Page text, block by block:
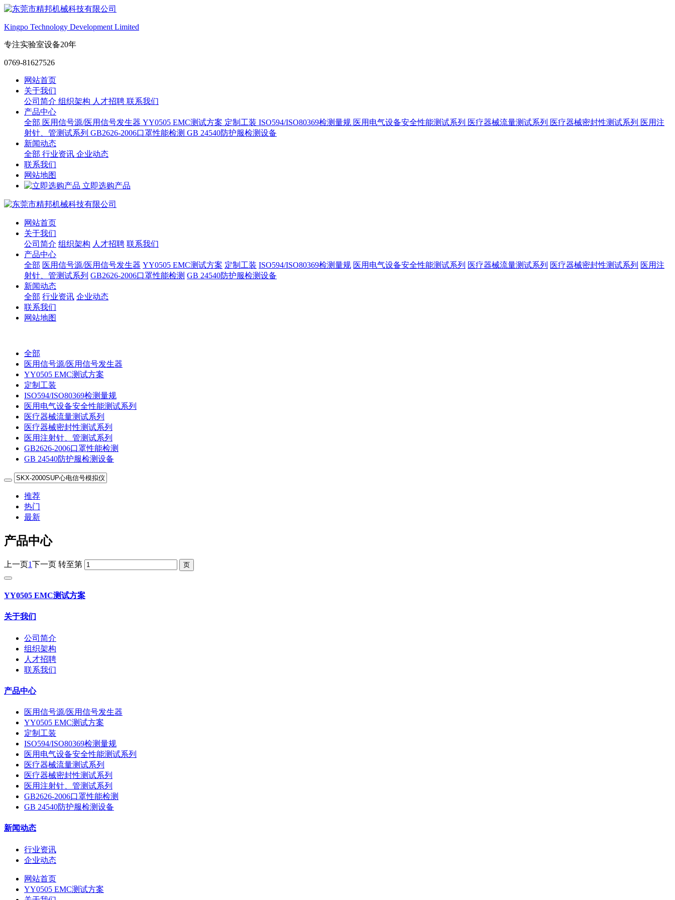
Kingpo Technology Development Limited
专注实验室设备20年
0769-81627526
网站首页
关于我们
公司简介 组织架构 人才招聘 联系我们
产品中心
全部 医用信号源/医用信号发生器 YY0505 EMC测试方案 定制工装 ISO594/ISO80369检测量规 医用电气设备安全性能测试系列 医疗器械流量测试系列 医疗器械密封性测试系列 医用注
射针、管测试系列 GB2626-2006口罩性能检测 GB 24540防护服检测设备
新闻动态
全部 行业资讯 企业动态
联系我们
网站地图
立即选购产品
网站首页
关于我们
公司简介 组织架构 人才招聘 联系我们
产品中心
全部 医用信号源/医用信号发生器 YY0505 EMC测试方案 定制工装 ISO594/ISO80369检测量规 医用电气设备安全性能测试系列 医疗器械流量测试系列 医疗器械密封性测试系列 医用注
射针、管测试系列 GB2626-2006口罩性能检测 GB 24540防护服检测设备
新闻动态
全部 行业资讯 企业动态
联系我们
网站地图
全部
医用信号源/医用信号发生器
YY0505 EMC测试方案
定制工装
ISO594/ISO80369检测量规
医用电气设备安全性能测试系列
医疗器械流量测试系列
医疗器械密封性测试系列
医用注射针、管测试系列
GB2626-2006口罩性能检测
GB 24540防护服检测设备
推荐
热门
最新
产品中心
上一页1下一页 转至第
YY0505 EMC测试方案
关于我们
公司简介
组织架构
人才招聘
联系我们
产品中心
医用信号源/医用信号发生器
YY0505 EMC测试方案
定制工装
ISO594/ISO80369检测量规
医用电气设备安全性能测试系列
医疗器械流量测试系列
医疗器械密封性测试系列
医用注射针、管测试系列
GB2626-2006口罩性能检测
GB 24540防护服检测设备
新闻动态
行业资讯
企业动态
网站首页
YY0505 EMC测试方案